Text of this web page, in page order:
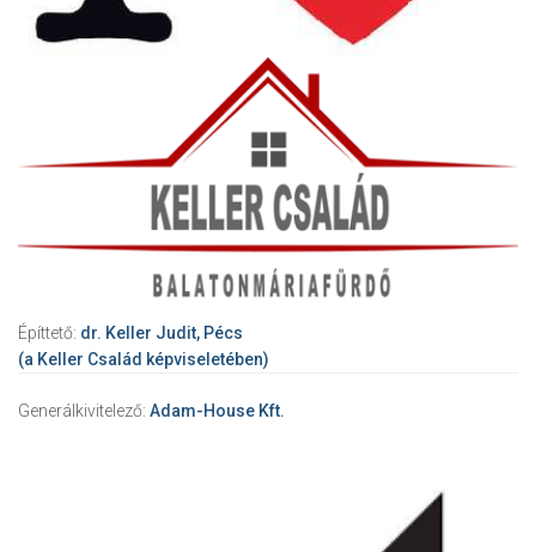
Építtető: dr. Keller Judit, Pécs
(a Keller Család képviseletében)
Generálkivitelező: Adam-House Kft.